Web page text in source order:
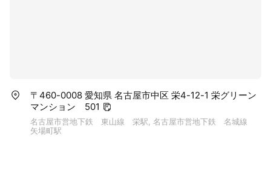
〒460-0008 愛知県 名古屋市中区 栄4-12-1 栄グリーン
マンション 501
名古屋市営地下鉄 東山線 栄駅, 名古屋市営地下鉄 名城線
矢場町駅